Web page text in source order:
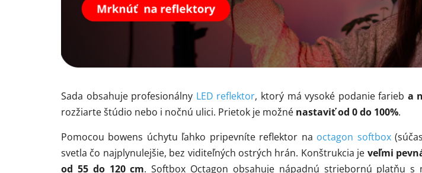
Sada obsahuje profesionálny LED reflektor, ktorý má vysoké podanie farieb a
rozžiarte štúdio nebo i nočnú ulici. Prietok je možné nastaviť od 0 do 100%.
Pomocou bowens úchytu ľahko pripevníte reflektor na octagon softbox
svetla čo najplynulejšie, bez viditeľných ostrých hrán. Konštrukcia je veľmi
od 55 do 120 cm. Softbox Octagon obsahuje nápadnú striebornú platňu